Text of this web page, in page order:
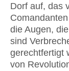
Dorf auf, das
die Augen,
sind
gerechtfertigt
von